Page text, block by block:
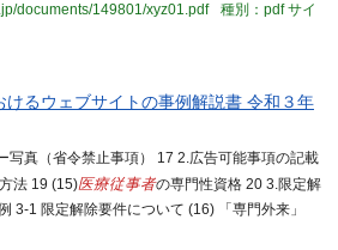
documents/149801/xyz01.pdf
種別：pdfサイ
けるウェブサイトの事例解説書 令和３年
写真（省令禁止事項） 17 2.広告可能事項の記載
法 19 (15)医療従事者の専門性資格 20 3.限定解
3-1 限定解除要件について (16) 「専門外来」